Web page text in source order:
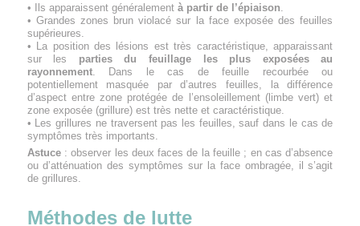
• Ils apparaissent généralement à partir de l’épiaison
• Grandes zones brun violacé sur la face exposée des feuilles
supérieures.
• La position des lésions est très caractéristique, apparaissant
sur les parties du feuillage les plus exposées au
rayonnement. Dans le cas de feuille recourbée ou
potentiellement masquée par d’autres feuilles, la différence
d’aspect entre zone protégée de l’ensoleillement (limbe vert) et
zone exposée (grillure) est très nette et caractéristique.
• Les grillures ne traversent pas les feuilles, sauf dans le cas de
symptômes très importants.
Astuce: observer les deux faces de la feuille ; en cas d’absence
ou d’atténuation des symptômes sur la face ombragée, il s’agit
de grillures.
Méthodes de lutte